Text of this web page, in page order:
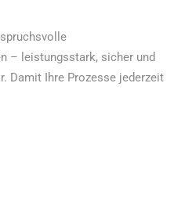
– leistungsstark, sicher und
Damit Ihre Prozesse jederzeit